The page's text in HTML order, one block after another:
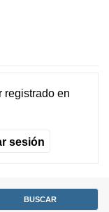
registradoen
sesión